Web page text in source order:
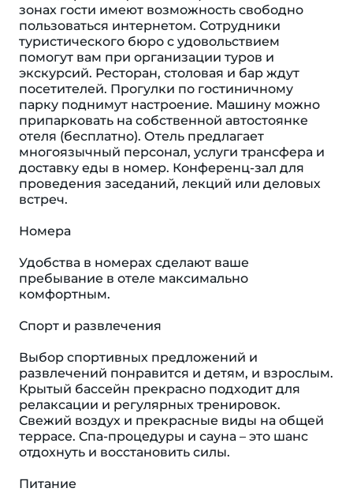
зонах гости имеют возможность свободно
пользоваться интернетом. Сотрудники
туристического бюро с удовольствием
помогут вам при организации туров и
экскурсий. Ресторан, столовая и бар ждут
посетителей. Прогулки по гостиничному
парку поднимут настроение. Машину можно
припарковать на собственной автостоянке
отеля (бесплатно). Отель предлагает
многоязычный персонал, услуги трансфера и
доставку еды в номер. Конференц-зал для
проведения заседаний, лекций или деловых
встреч.
Номера
Удобства в номерах сделают ваше
пребывание в отеле максимально
комфортным.
Спорт и развлечения
Выбор спортивных предложений и
развлечений понравится и детям, и взрослым.
Крытый бассейн прекрасно подходит для
релаксации и регулярных тренировок.
Свежий воздух и прекрасные виды на общей
террасе. Спа-процедуры и сауна – это шанс
отдохнуть и восстановить силы.
Питание